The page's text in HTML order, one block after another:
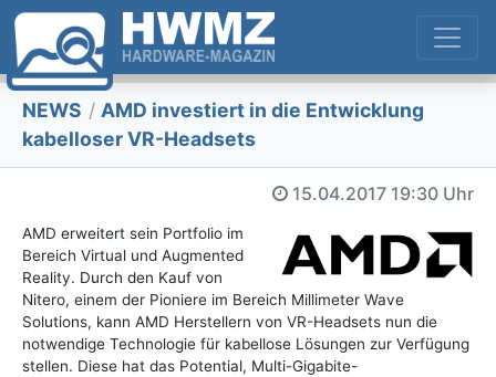
NEWS / AMD investiert in die Entwicklung
kabelloser VR-Headsets
15.04.2017 19:30 Uhr
AMD erweitert sein Portfolio im
Bereich Virtual und Augmented
Reality. Durch den Kauf von
Nitero, einem der Pioniere im Bereich Millimeter Wave
Solutions, kann AMD Herstellern von VR-Headsets nun die
notwendige Technologie für kabellose Lösungen zur Verfügung
stellen. Diese hat das Potential, Multi-Gigabite-